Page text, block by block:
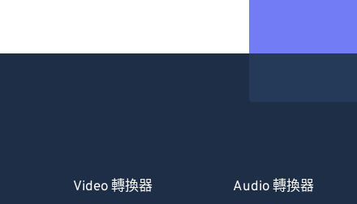
Video 轉換器 Audio 轉換器